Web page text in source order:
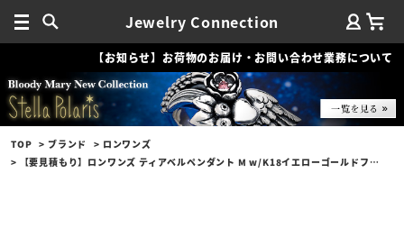
Jewelry Connection
【お知らせ】お荷物のお届け・お問い合わせ業務について
TOP ブランド
ロンワンズ
【要見積もり】ロンワンズ ティアベルペンダント M w/K18イエローゴールドフュージョン